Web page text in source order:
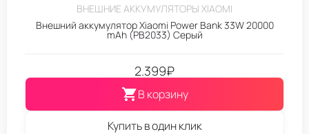
ВНЕШНИЕ АККУМУЛЯТОРЫ XIAOMI
Внешний аккумулятор Xiaomi Power Bank 33W 20000
mAh (PB2033) Серый
2.399₽
В корзину
Купить в один клик